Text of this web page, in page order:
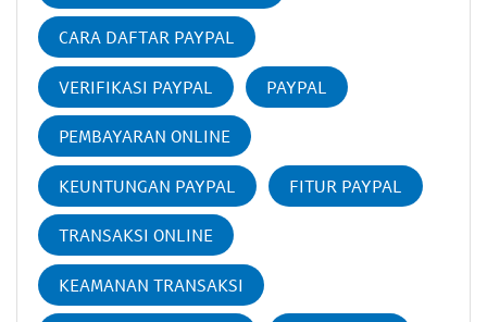
CARA DAFTAR PAYPAL
VERIFIKASI PAYPAL PAYPAL
PEMBAYARAN ONLINE
KEUNTUNGAN PAYPAL FITUR PAYPAL
TRANSAKSI ONLINE
KEAMANAN TRANSAKSI